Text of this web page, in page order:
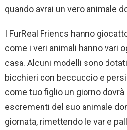
quando avrai un vero animale
I FurReal Friends hanno
come i veri animali hanno vari
casa. Alcuni modelli sono
bicchieri con beccuccio e
come tuo figlio un giorno dovrà
escrementi del suo animale
giornata, rimettendo le varie